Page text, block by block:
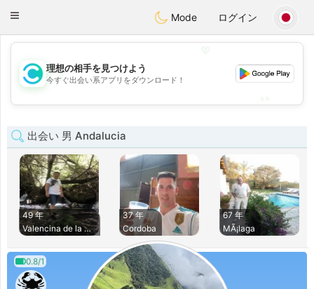
olombiaCitas
Toggle
Mode ログイン
💖
💕
理想の相手を見つけよう
今すぐ出会い系アプリをダウンロード！
出会い 男 Andalucia
49 年
Valencina de la Co
37 年
Cordoba
67 年
MÃ¡laga
0.8/1